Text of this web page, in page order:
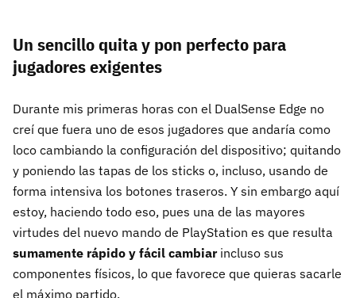
Un sencillo quita y pon perfecto para
jugadores exigentes
Durante mis primeras horas con el DualSense Edge no
creí que fuera uno de esos jugadores que andaría como
loco cambiando la configuración del dispositivo; quitando
y poniendo las tapas de los sticks o, incluso, usando de
forma intensiva los botones traseros. Y sin embargo aquí
estoy, haciendo todo eso, pues una de las mayores
virtudes del nuevo mando de PlayStation es que resulta
sumamente rápido y fácil cambiarincluso sus
componentes físicos, lo que favorece que quieras sacarle
el máximo partido.